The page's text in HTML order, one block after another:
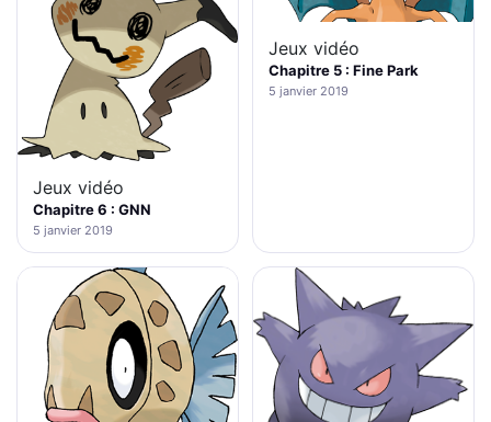
Jeux vidéo
Chapitre 6 : GNN
5 janvier 2019
Jeux vidéo
Chapitre 5 : Fine Park
5 janvier 2019